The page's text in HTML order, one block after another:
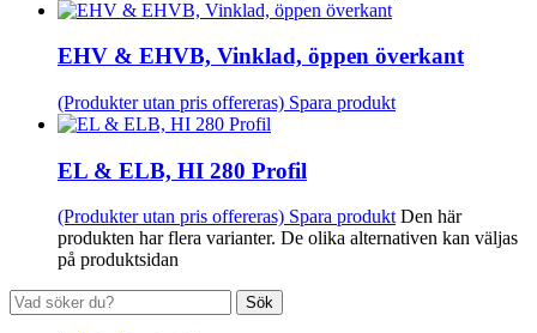
EHV & EHVB, Vinklad, öppen överkant
(Produkter utan pris offereras) Spara produkt
EL & ELB, HI 280 Profil
(Produkter utan pris offereras) Spara produkt Den här
produkten har flera varianter. De olika alternativen kan väljas
på produktsidan
Sök